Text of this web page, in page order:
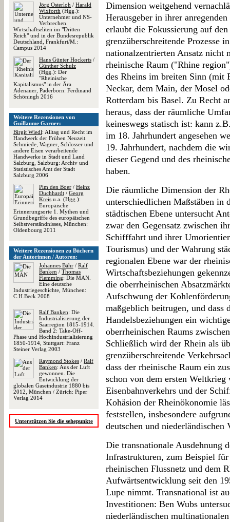
Jörg Osterloh / Harald
Wixforth (Hgg.):
Unternehmer und NS-
Verbrechen.
Wirtschaftseliten im "Dritten
Reich" und in der Bundesrepublik
Deutschland, Frankfurt/M.:
Campus 2014
Hans Günter Hockerts /
Günther Schulz
(Hgg.): Der
"Rheinische
Kapitalismus" in der Ära
Adenauer, Paderborn: Ferdinand
Schöningh 2016
Weitere Rezensionen von
Guillaume Garner:
Birgit Wiedl: Alltag und Recht im
Handwerk der Frühen Neuzeit.
Schmiede, Wagner, Schlosser und
andere Eisen verarbeitende
Handwerke in Stadt und Land
Salzburg, Salzburg: Archiv und
Statistisches Amt der Stadt
Salzburg 2006
Pim den Boer / Heinz
Duchhardt / Georg
Kreis u.a. (Hgg.):
Europäische
Erinnerungsorte 1. Mythen und
Grundbegriffe des europäischen
Selbstverständnisses, München:
Oldenbourg 2011
Weitere Rezensionen zu Büchern
der Autorinnen / Autoren:
Johannes Bähr / Ralf
Banken / Thomas
Flemming: Die MAN.
Eine deutsche
Industriegeschichte, München:
C.H.Beck 2008
Ralf Banken: Die
Industrialisierung der
Saarregion 1815-1914.
Band 2: Take-Off-
Phase und Hochindustrialisierung
1850-1914, Stuttgart: Franz
Steiner Verlag 2003
Raymond Stokes / Ralf
Banken: Aus der Luft
gewonnen. Die
Entwicklung der
globalen Gaseindustrie 1880 bis
2012, München / Zürich: Piper
Verlag 2014
Unterstützen Sie die sehepunkte
Dimension weitgehend
Herausgeber in ihrer
erlaubt die Fokussierung auf
grenzüberschreitende Prozesse
nationalzentrierten Ansatz nicht
rheinische Raum ("Rhine
des Rheins im breiten Sinn (mit
Neckar, dem Main, der Mosel
Rotterdam bis Basel. Zu Recht
heraus, dass der räumliche
keineswegs statisch ist: kann
im 18. Jahrhundert angesehen
19. Jahrhundert, nachdem die
dieser Gegend und des
haben.
Die räumliche Dimension der
unterschiedlichen Maßstäben in
städtischen Ebene untersucht
zwar den Gegensatz zwischen
Schifffahrt und ihrer
Tourismus) und der Wahrung
regionalen Ebene war der
Wirtschaftsbeziehungen
die oberrheinischen
Aufschwung der
maßgeblich beitrugen, und dass
Handelsbeziehungen ein
oberrheinischen Raums
Schließlich wird der Rhein als
grenzüberschreitende
dass der rheinische Raum ein
schon von dem ersten
Eisenbahnverkehrs und der
Kohäsion der Rheinökonomie
feststellen, insbesondere
deutschen und niederländischen
Die transnationale Ausdehnung
Infrastrukturen, zum Beispiel
rheinischen Flussnetz und dem
Aufwärtsentwicklung seit den
Lupe nimmt. Transnational ist
Investitionen: Ben Wubs
niederländischen